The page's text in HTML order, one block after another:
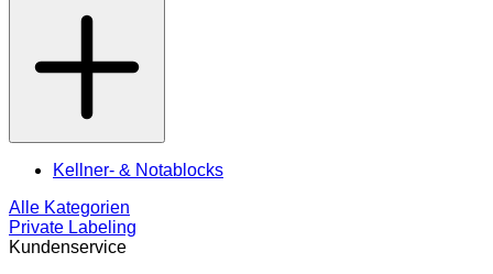
Kellner- & Notablocks
Alle Kategorien
Private Labeling
Kundenservice